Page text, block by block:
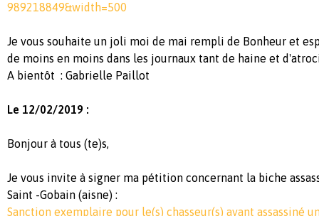
989218849&width=500
Je vous souhaite un joli moi de mai rempli de Bonheur et
de moins en moins dans les journaux tant de haine et
A bientôt : Gabrielle Paillot
Le 12/02/2019 :
Bonjour à tous (te)s,
Je vous invite à signer ma pétition concernant la biche
Saint -Gobain (aisne) :
Sanction exemplaire pour le(s) chasseur(s) ayant assassiné